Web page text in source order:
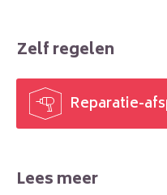
Zelf regelen
 Reparatie-
Lees meer